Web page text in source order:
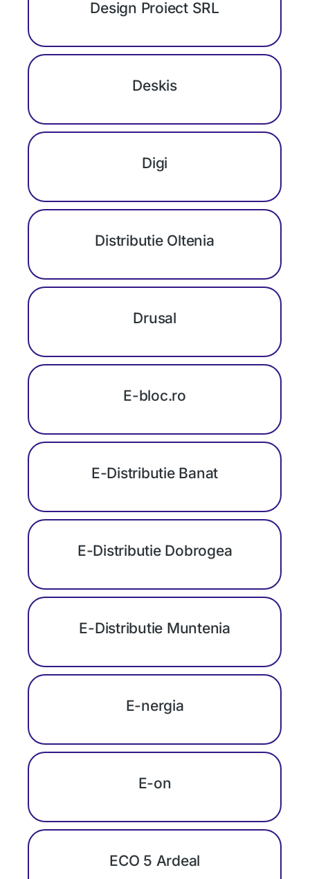
Design Proiect SRL
Deskis
Digi
Distributie Oltenia
Drusal
E-bloc.ro
E-Distributie Banat
E-Distributie Dobrogea
E-Distributie Muntenia
E-nergia
E-on
ECO 5 Ardeal